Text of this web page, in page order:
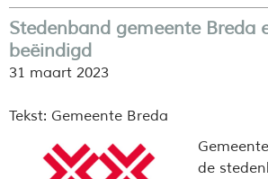
Stedenband gemeente Breda
beëindigd
31 maart 2023
Tekst: Gemeente Breda
de